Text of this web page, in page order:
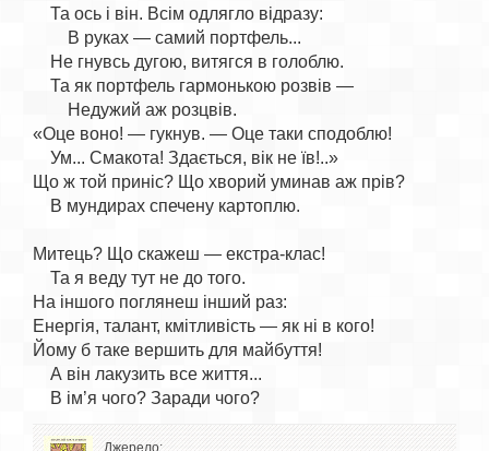
    Та ось і він. Всім одлягло відразу:
        В руках — самий портфель...
    Не гнувсь дугою, витягся в голоблю.
    Та як портфель гармонькою розвів —
        Недужий аж розцвів.
«Оце воно! — гукнув. — Оце таки сподоблю!
    Ум... Смакота! Здається, вік не їв!..»
Що ж той приніс? Що хворий уминав аж прів?
    В мундирах спечену картоплю.
Митець? Що скажеш — екстра-клас!
    Та я веду тут не до того.
На іншого поглянеш інший раз:
Енергія, талант, кмітливість — як ні в кого!
Йому б таке вершить для майбуття!
    А він лакузить все життя...
Джерело: